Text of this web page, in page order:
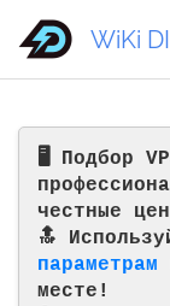
🖥️ Подбор
честные
🔝
параметрам
месте!
WiKi